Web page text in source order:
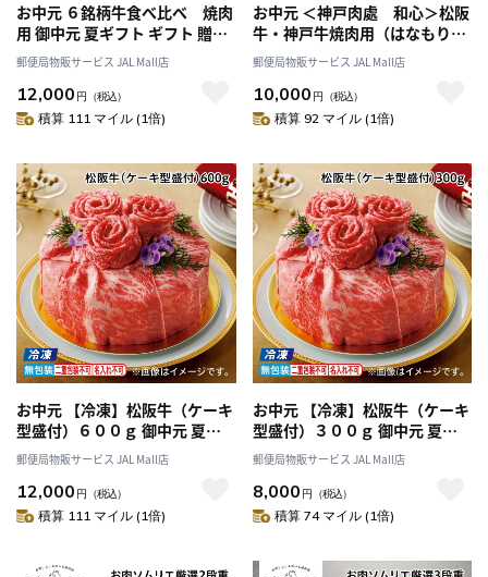
お中元 ６銘柄牛食べ比べ 焼肉
用 御中元 夏ギフト ギフト 贈答
プレゼント 送料込み
郵便局物販サービス JAL Mall店
12,000 円 （税込）
積算 111 マイル (1倍)
お中元 ＜神戸肉處 和心＞松阪
牛・神戸牛焼肉用（はなもり）
御中元 夏ギフト ギフト 贈答 プ
レゼント 送料込み
郵便局物販サービス JAL Mall店
10,000 円 （税込）
積算 92 マイル (1倍)
お中元 【冷凍】松阪牛（ケーキ
型盛付）６００ｇ 御中元 夏ギ
フト ギフト 贈答 プレゼント 送
料込み
郵便局物販サービス JAL Mall店
12,000 円 （税込）
積算 111 マイル (1倍)
お中元 【冷凍】松阪牛（ケーキ
型盛付）３００ｇ 御中元 夏ギ
フト ギフト 贈答 プレゼント 送
料込み
郵便局物販サービス JAL Mall店
8,000 円 （税込）
積算 74 マイル (1倍)